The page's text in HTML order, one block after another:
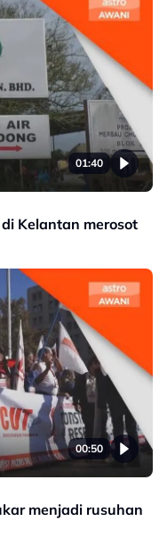
01:40
Kelantan merosot
00:50
menjadi rusuhan